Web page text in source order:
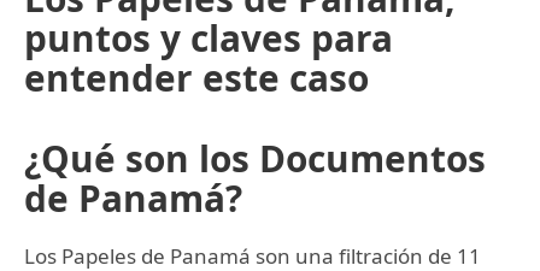
puntos y claves para
entender este caso
¿Qué son los Documentos
de Panamá?
Los Papeles de Panamá son una filtración de 11